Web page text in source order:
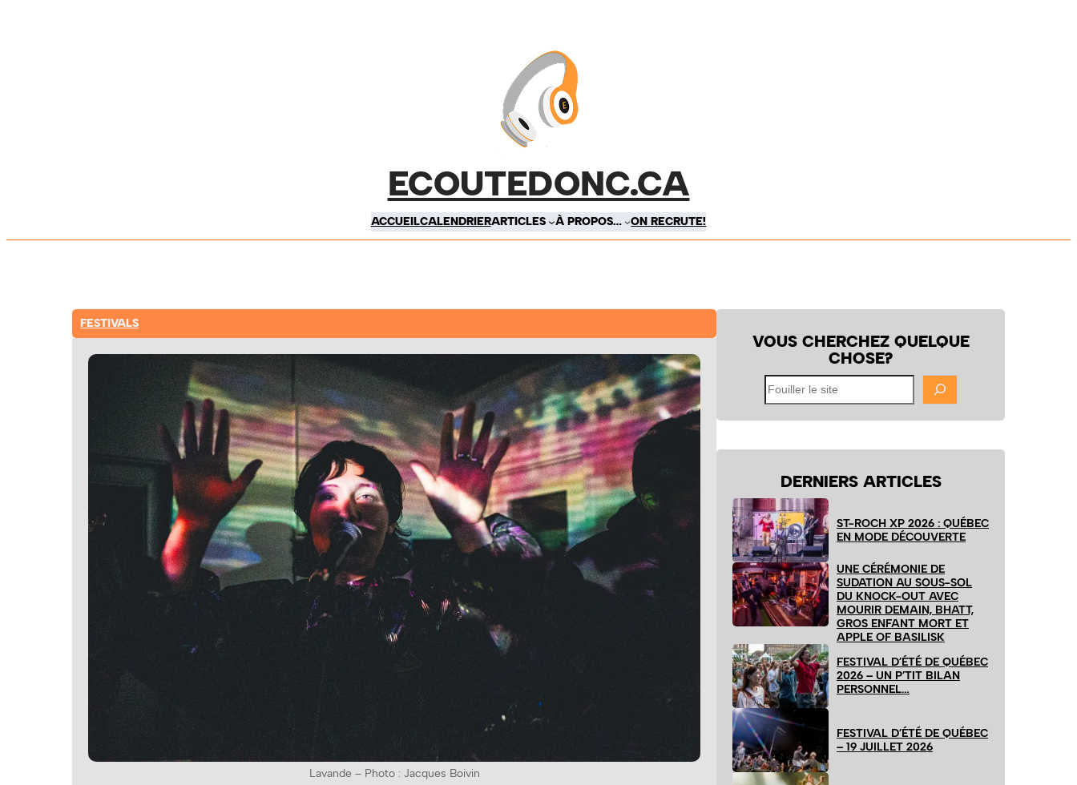
ECOUTEDONC.CA
ACCUEILCALENDRIERARTICLES À PROPOS… ON RECRUTE!
FESTIVALS
Lavande – Photo : Jacques Boivin
VOUS CHERCHEZ QUELQUE
CHOSE?
Fouiller
le
site
DERNIERS ARTICLES
ST-ROCH XP 2026 : QUÉBEC
EN MODE DÉCOUVERTE
UNE CÉRÉMONIE DE
SUDATION AU SOUS-SOL
DU KNOCK-OUT AVEC
MOURIR DEMAIN, BHATT,
GROS ENFANT MORT ET
APPLE OF BASILISK
FESTIVAL D’ÉTÉ DE QUÉBEC
2026 – UN P’TIT BILAN
PERSONNEL…
FESTIVAL D’ÉTÉ DE QUÉBEC
– 19 JUILLET 2026